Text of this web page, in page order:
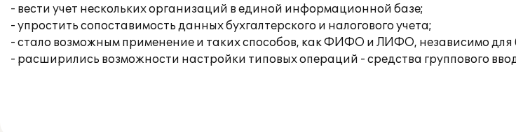
- вести учет нескольких организаций в единой информационной базе;
- упростить сопоставимость данных бухгалтерского и налогового учета;
- стало возможным применение и таких способов, как ФИФО и ЛИФО, независимо для
- расширились возможности настройки типовых операций - средства группового